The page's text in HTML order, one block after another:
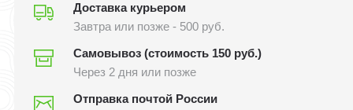
Доставка курьером
Завтра или позже - 500 руб.
Самовывоз (стоимость 150 руб.)
Через 2 дня или позже
Отправка почтой России